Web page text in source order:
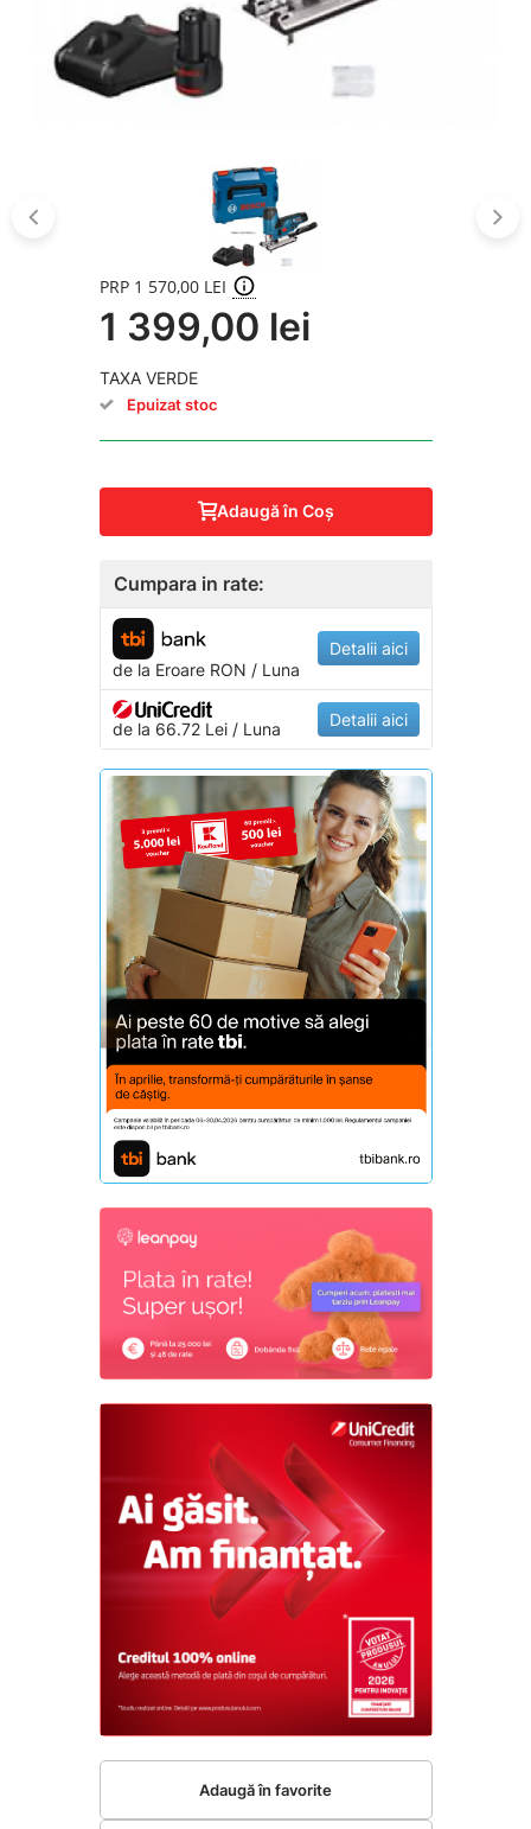
PRP 1 570,00 LEI
1 399,00 lei
TAXA VERDE
Epuizat stoc
Adaugă în Coş
Cumpara in rate:
de la EroareRON / Luna
Detalii aici
de la 66.72 Lei / Luna Detalii aici
Adaugă în favorite